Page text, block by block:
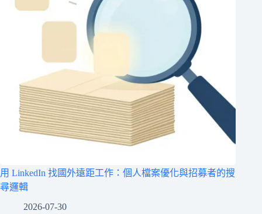
用 LinkedIn 找國外遠距工作：個人檔案優化與招募者的搜
尋邏輯
2026-07-30